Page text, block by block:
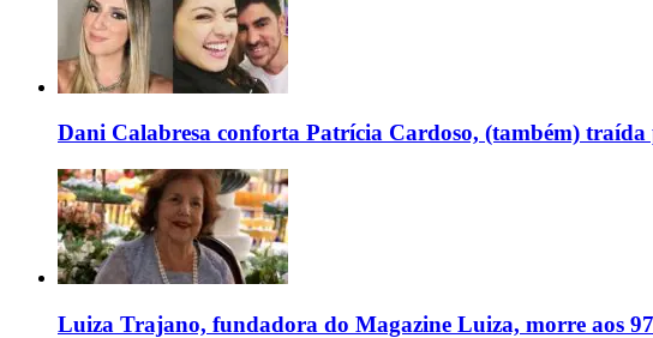
Dani Calabresa conforta Patrícia Cardoso, (também)
Luiza Trajano, fundadora do Magazine Luiza, morre aos